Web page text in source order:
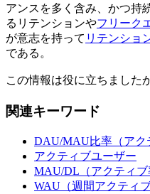
アンスを多く含み、かつ持
るリテンションやフリーク
が意志を持って リテンショ
である。
この情報は役に立ちました
関連キーワード
DAU/MAU比率（アク
アクティブユーザー
MAU/DL（アクティブ
WAU（週間アクティ